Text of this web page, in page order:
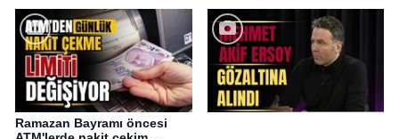
Ramazan Bayramı öncesi